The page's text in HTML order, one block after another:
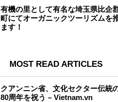
有機の里として有名な埼玉県比企
町にてオーガニックツーリズムを
ます！
MOST READ ARTICLES
クアンニン省、文化セクター伝統
80周年を祝う – Vietnam.vn